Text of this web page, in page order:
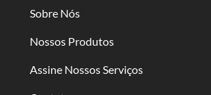
Sobre Nós
Nossos Produtos
Assine Nossos Serviços